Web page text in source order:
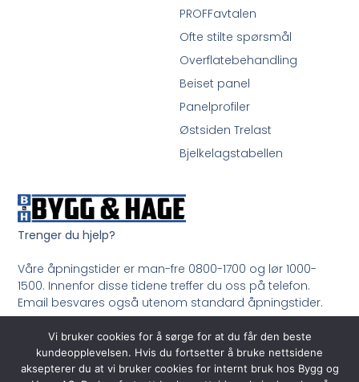
Trenger du hjelp?
Våre åpningstider er man-fre 0800-1700 og lør 1000-
1500. Innenfor disse tidene treffer du oss på telefon.
Email besvares også utenom standard åpningstider.
Ring oss på 33 99 35 50
PROFFavtalen
Ofte stilte spørsmål
Overflatebehandling
Beiset panel
Panelprofiler
Østsiden Trelast
Bjelkelagstabellen
Vi bruker cookies for å sørge for at du får den beste
kundeopplevelsen. Hvis du fortsetter å bruke nettsidene
aksepterer du at vi bruker cookies for internt bruk hos Bygg og